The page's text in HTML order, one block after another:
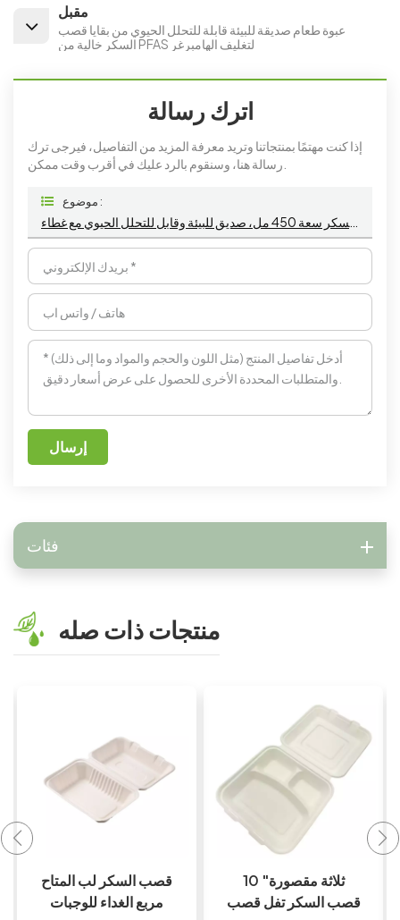
مقبل
عبوة طعام صديقة للبيئة قابلة للتحلل الحيوي من بقايا قصب
السكر خالية من PFAS لتغليف الهامبرغر
اترك رسالة
إذا كنت مهتمًا بمنتجاتنا وتريد معرفة المزيد من التفاصيل، فيرجى ترك
موضوع :
صندوق هامبورجر من بقايا قصب السكر سعة 450 مل، صديق للبيئة وقابل للتحلل الحيوي مع غطاء
إرسال
فئات
منتجات ذات صله
10 "ثلاثة مقصورة
قصب السكر تفل قصب
PFAS خالية من سماد
قصب السكر الغداء